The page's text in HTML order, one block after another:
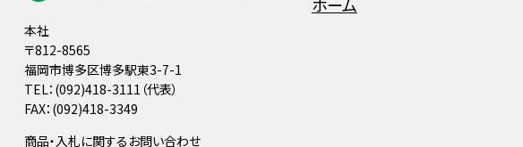
本社
〒812-8565
福岡市博多区博多駅東3-7-1
TEL：(092)418-3111（代表）
FAX：(092)418-3349
商品・入札に関するお問い合わせ